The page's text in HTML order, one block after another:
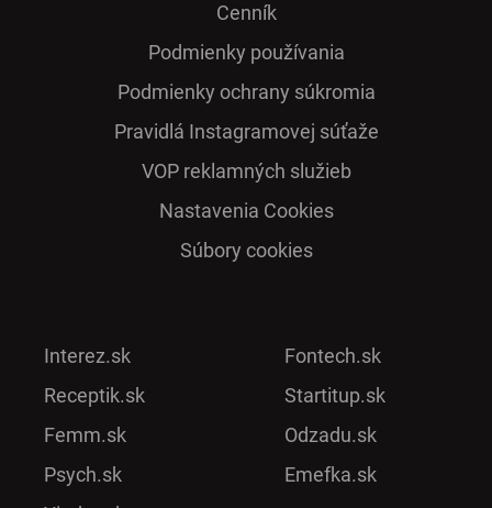
Cenník
Podmienky používania
Podmienky ochrany súkromia
Pra­vidlá Ins­ta­gra­mo­vej sú­ťaže
VOP reklamných služieb
Nastavenia Cookies
Súbory cookies
Interez.sk
Receptik.sk
Femm.sk
Psych.sk
Fontech.sk
Startitup.sk
Odzadu.sk
Emefka.sk